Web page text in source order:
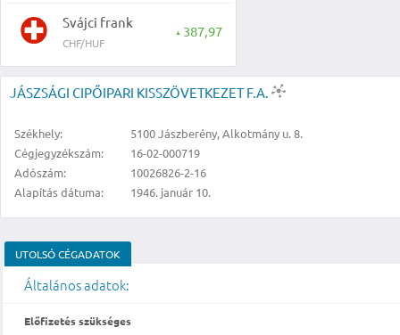
Svájci frank
CHF/HUF
▲ 387,97
JÁSZSÁGI CIPŐIPARI KISSZÖVETKEZET F.A.
Székhely:
5100 Jászberény, Alkotmány u. 8.
Cégjegyzékszám:
16-02-000719
Adószám:
10026826-2-16
Alapítás dátuma:
1946. január 10.
UTOLSÓ CÉGADATOK
Általános adatok:
Előfizetés szükséges